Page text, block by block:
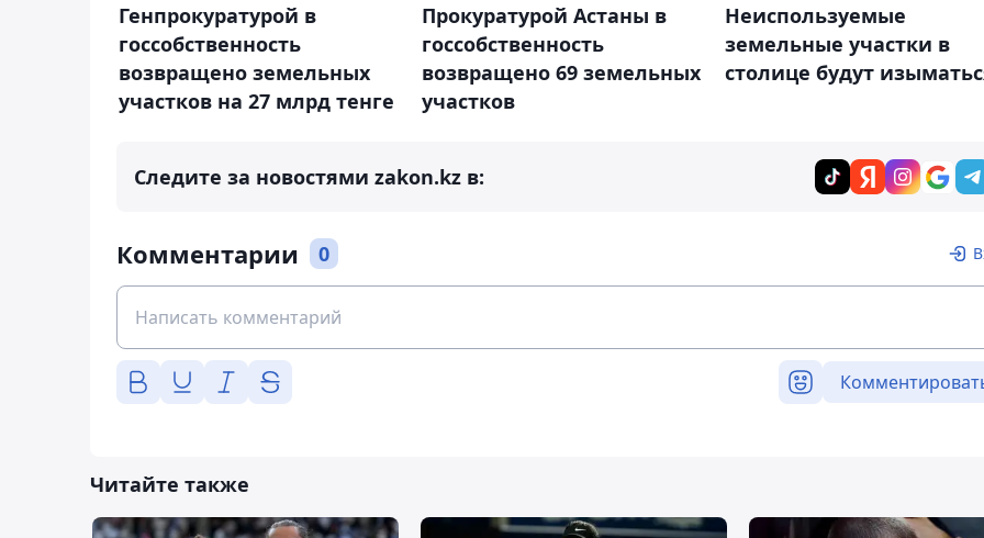
Генпрокуратурой в
госсобственность
возвращено земельных
участков на 27 млрд тенге
Прокуратурой Астаны в
госсобственность
возвращено 69 земельных
участков
Неиспользуемые
земельные участки в
столице будут
Следите за новостями zakon.kz в:
Комментарии 0
Читайте также